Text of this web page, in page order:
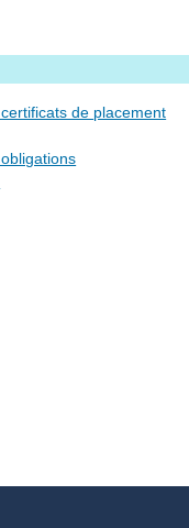
de placement